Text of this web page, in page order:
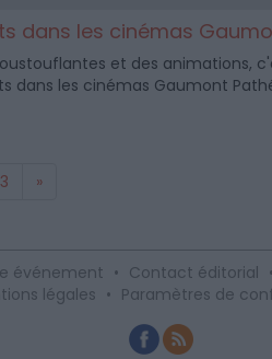
dans les cinémas
et des animations,
dans les cinémas Gaumont
3 »
événement • Contact éditorial •
légales • Paramètres de